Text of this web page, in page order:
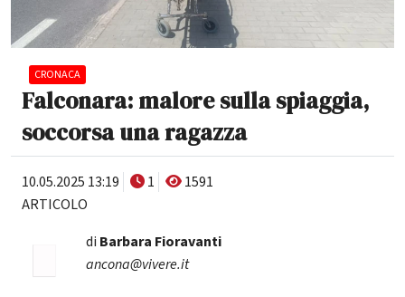
CRONACA
Falconara: malore sulla spiaggia,
soccorsa una ragazza
10.05.2025 13:19 1
1591
ARTICOLO
di Barbara Fioravanti
ancona@vivere.it